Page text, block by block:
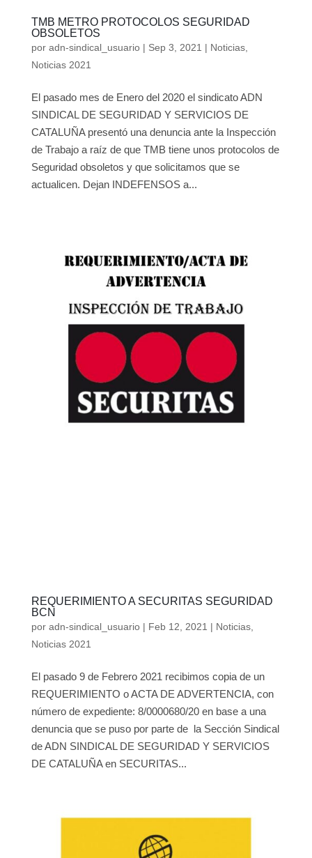
TMB METRO PROTOCOLOS SEGURIDAD
OBSOLETOS
por adn-sindical_usuario| Sep 3, 2021 | Noticias,
Noticias 2021
El pasado mes de Enero del 2020 el sindicato ADN
SINDICAL DE SEGURIDAD Y SERVICIOS DE
CATALUÑA presentó una denuncia ante la Inspección
de Trabajo a raíz de que TMB tiene unos protocolos de
Seguridad obsoletos y que solicitamos que se
actualicen. Dejan INDEFENSOS a...
REQUERIMIENTO A SECURITAS SEGURIDAD
BCN
por adn-sindical_usuario| Feb 12, 2021 | Noticias,
Noticias 2021
El pasado 9 de Febrero 2021 recibimos copia de un
REQUERIMIENTO o ACTA DE ADVERTENCIA, con
número de expediente: 8/0000680/20 en base a una
denuncia que se puso por parte de la Sección Sindical
de ADN SINDICAL DE SEGURIDAD Y SERVICIOS
DE CATALUÑA en SECURITAS...